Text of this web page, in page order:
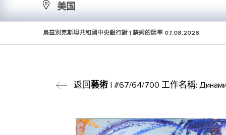
美国
烏茲別克斯坦共和國中央銀行對 1 蘇姆的匯率 07.08.2026
返回藝術| #67/64/700 工作名稱: